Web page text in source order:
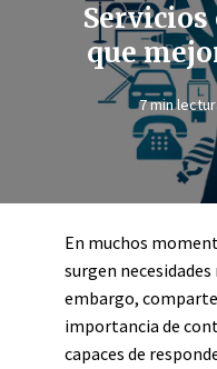
Servicios
que
7 min
En muchos
surgen
embargo,
importancia de
capaces de